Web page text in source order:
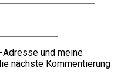
Adresse und meine
nächste Kommentierung